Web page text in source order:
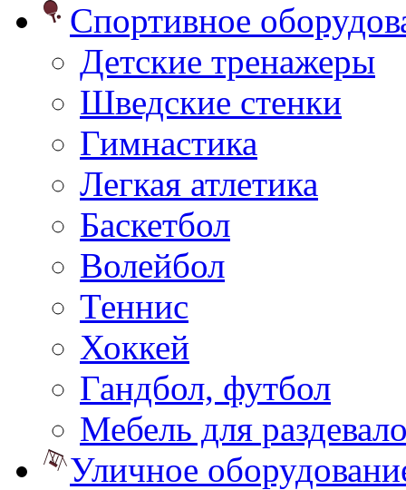
Спортивное
Детские тренажеры
Шведские стенки
Гимнастика
Легкая атлетика
Баскетбол
Волейбол
Теннис
Хоккей
Гандбол, футбол
Мебель для
Уличное